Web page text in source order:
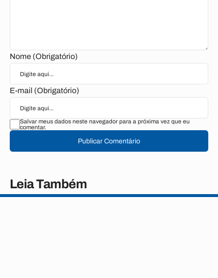
Nome (Obrigatório)
E-mail (Obrigatório)
Salvar meus dados neste navegador para a próxima vez que eu
comentar.
Publicar Comentário
Leia Também